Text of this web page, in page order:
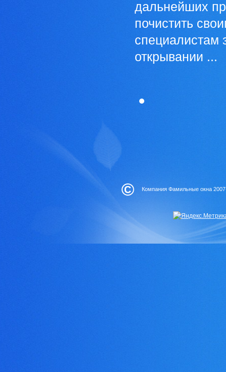
дальнейших
почистить
специалистам
открывании ...
© Компания Фамильные окна